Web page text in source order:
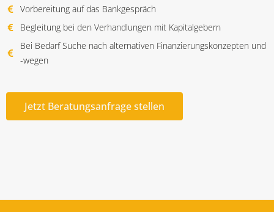
Vorbereitung auf das Bankgespräch
Begleitung bei den Verhandlungen mit Kapitalgebern
Bei Bedarf Suche nach alternativen Finanzierungskonzepten und
-wegen
Jetzt Beratungsanfrage stellen